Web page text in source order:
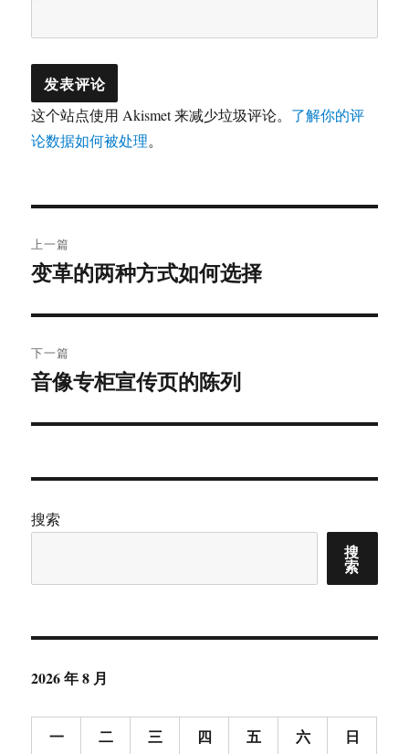
这个站点使用 Akismet 来减少垃圾评论。 了解你的评
论数据如何被处理。
章
航
上一篇
上
文
章：
变革的两种方式如何选择
下一篇
下
文
音像专柜宣传页的陈列
搜索
搜
索
2026 年 8 月
一 二 三 四 五 六 日